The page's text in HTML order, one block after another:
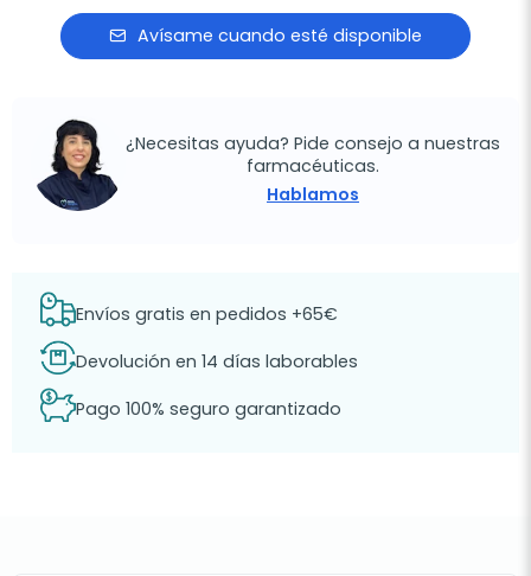
Avísame cuando esté disponible
¿Necesitas ayuda? Pide consejo a nuestras
farmacéuticas.
Hablamos
Envíos gratis en pedidos +65€
Devolución en 14 días laborables
Pago 100% seguro garantizado